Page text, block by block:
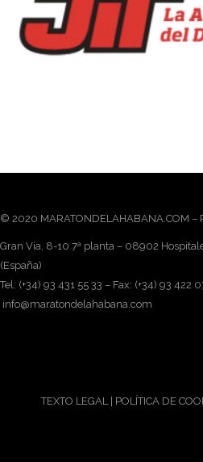
© 2020 MARATONDELAHABANA.COM –
Gran Vía, 8-10 7ª planta – 08902
(España)
Tel: (+34) 93 431 55 33 – Fax: (+34) 93 422
info@maratondelahabana.com
TEXTO LEGAL | POLÍTICA DE